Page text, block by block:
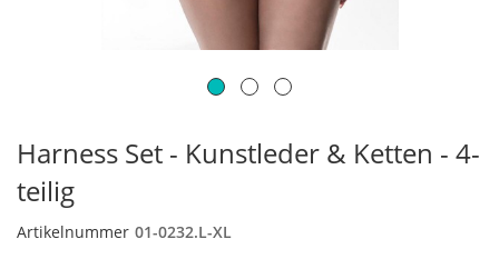
Harness Set - Kunstleder & Ketten - 4-
teilig
Artikelnummer 01-0232.L-XL